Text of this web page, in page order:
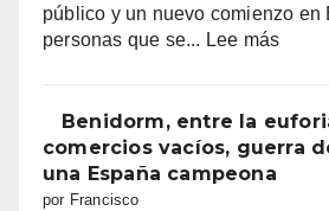
público y un nuevo comienzo en
personas que se... Lee más:
68
años
Benidorm, entre la
comercios vacíos, guerra
una España campeona
por Francisco